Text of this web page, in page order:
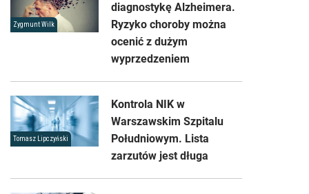
Zygmunt Wilk
diagnostykę Alzheimera.
Ryzyko choroby można
ocenić z dużym
wyprzedzeniem
Tomasz Lipczyński
Kontrola NIK w
Warszawskim Szpitalu
Południowym. Lista
zarzutów jest długa